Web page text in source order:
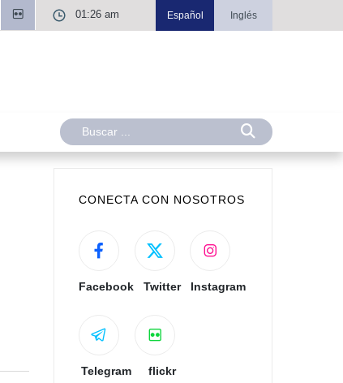
01:26 am Español Inglés
CONECTA CON NOSOTROS
Facebook Twitter Instagram
Telegram flickr